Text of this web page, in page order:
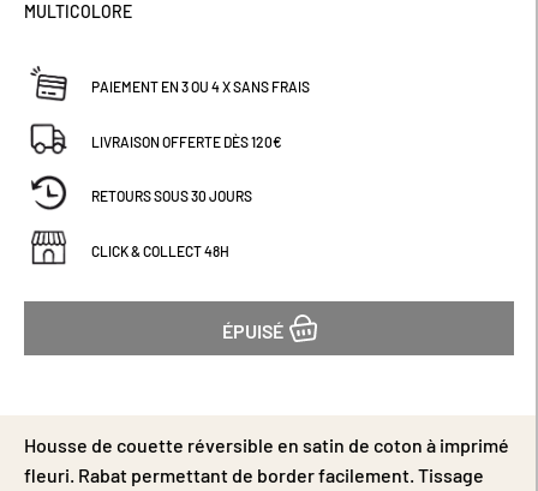
MULTICOLORE
PAIEMENT EN 3 OU 4 X SANS FRAIS
LIVRAISON OFFERTE DÈS 120€
RETOURS SOUS 30 JOURS
CLICK & COLLECT 48H
ÉPUISÉ
Housse de couette réversible en satin de coton à imprimé
fleuri. Rabat permettant de border facilement. Tissage